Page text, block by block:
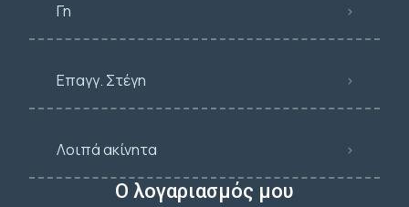
Γη
Επαγγ. Στέγη
Λοιπά ακίνητα
Ο λογαριασμός μου